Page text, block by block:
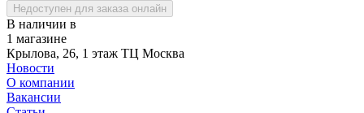
Недоступен для заказа онлайн
В наличии в
1 магазине
Крылова, 26, 1 этаж ТЦ Москва
Новости
О компании
Вакансии